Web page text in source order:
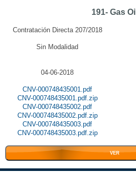
191- Gas Oil
Contratación Directa 207/2018
Sin Modalidad
04-06-2018
CNV-000748435001.pdf
CNV-000748435001.pdf.zip
CNV-000748435002.pdf
CNV-000748435002.pdf.zip
CNV-000748435003.pdf
CNV-000748435003.pdf.zip
VER